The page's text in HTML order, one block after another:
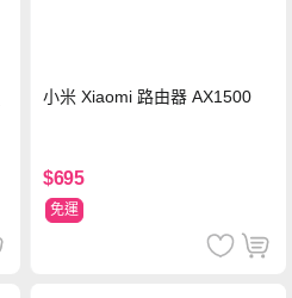
小米 Xiaomi 路由器 AX1500
$695
免運